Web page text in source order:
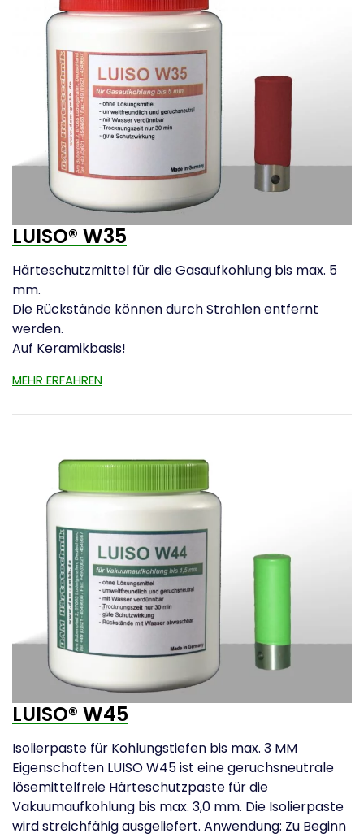
LUISO® W35
Härteschutzmittel für die Gasaufkohlung bis max. 5
mm.
Die Rückstände können durch Strahlen entfernt
werden.
Auf Keramikbasis!
MEHR ERFAHREN
LUISO® W45
Isolierpaste für Kohlungstiefen bis max. 3 MM
Eigenschaften LUISO W45 ist eine geruchsneutrale
lösemittelfreie Härteschutzpaste für die
Vakuumaufkohlung bis max. 3,0 mm. Die Isolierpaste
wird streichfähig ausgeliefert. Anwendung: Zu Beginn